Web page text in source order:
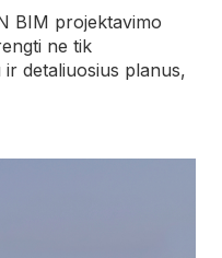
BIM projektavimo
ne tik
detaliuosius planus,